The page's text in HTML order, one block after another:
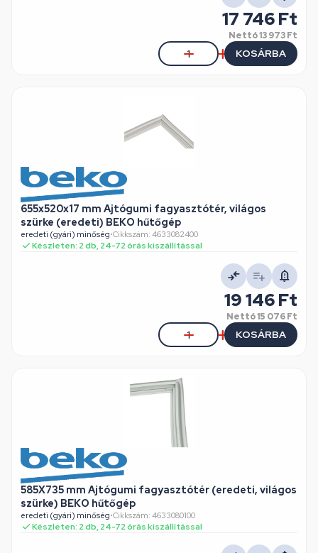
17 746 Ft
Nettó13 973 Ft
KOSÁRBA
655x520x17 mm Ajtógumi fagyasztótér, világos
szürke (eredeti) BEKO hűtőgép
eredeti (gyári) minőség•Cikkszám: 4633082400
Készleten: 2 db, 24-72 órás kiszállítással
19 146 Ft
Nettó15 076 Ft
KOSÁRBA
585X735 mm Ajtógumi fagyasztótér (eredeti, világos
szürke) BEKO hűtőgép
eredeti (gyári) minőség•Cikkszám: 4633080100
Készleten: 2 db, 24-72 órás kiszállítással